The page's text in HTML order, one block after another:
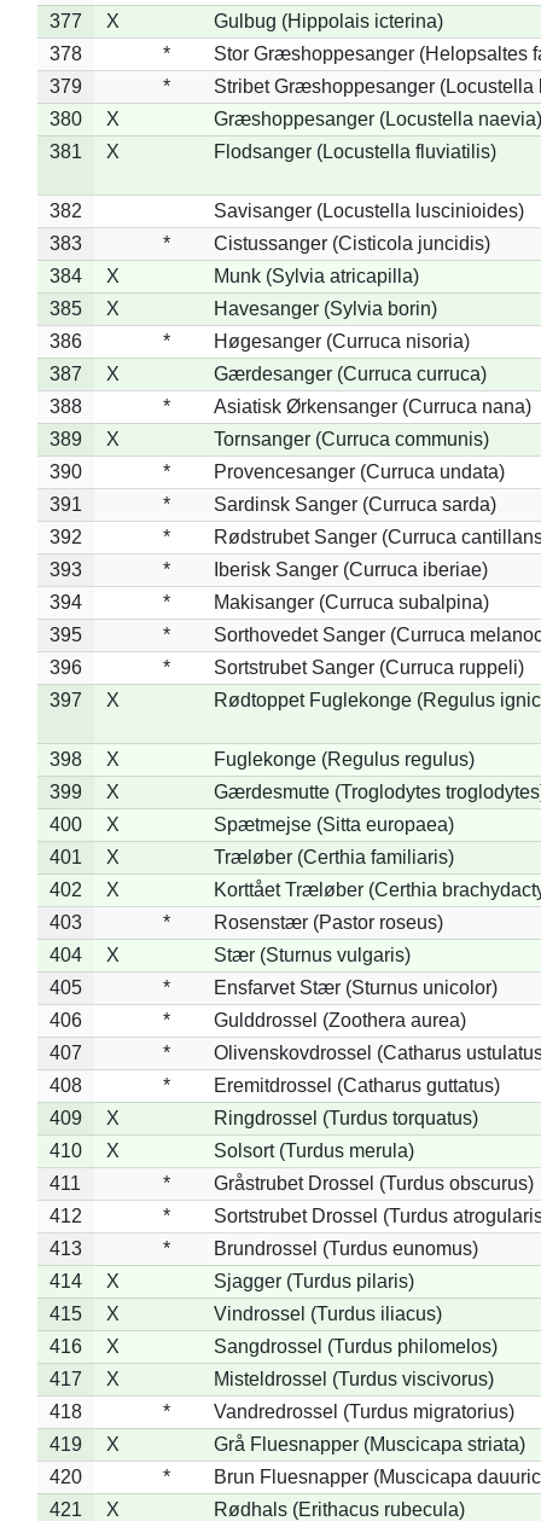
377
X
Gulbug (Hippolais icterina)
378
*
Stor Græshoppesanger (Helopsaltes
379
*
Stribet Græshoppesanger (Locustella
380
X
Græshoppesanger (Locustella naevia)
381
X Flodsanger (Locustella fluviatilis)
382
Savisanger (Locustella luscinioides)
383
*
Cistussanger (Cisticola juncidis)
384
X
Munk (Sylvia atricapilla)
385
X
Havesanger (Sylvia borin)
386
*
Høgesanger (Curruca nisoria)
387
X
Gærdesanger (Curruca curruca)
388
*
Asiatisk Ørkensanger (Curruca nana)
389
X
Tornsanger (Curruca communis)
390
*
Provencesanger (Curruca undata)
391
*
Sardinsk Sanger (Curruca sarda)
392
*
Rødstrubet Sanger (Curruca
393
*
Iberisk Sanger (Curruca iberiae)
394
*
Makisanger (Curruca subalpina)
395
*
Sorthovedet Sanger (Curruca
396
*
Sortstrubet Sanger (Curruca ruppeli)
397
X Rødtoppet Fuglekonge (Regulus
398 X
Fuglekonge (Regulus regulus)
399
X
Gærdesmutte (Troglodytes
400
X
Spætmejse (Sitta europaea)
401
X
Træløber (Certhia familiaris)
402
X
Korttået Træløber (Certhia
403
*
Rosenstær (Pastor roseus)
404
X
Stær (Sturnus vulgaris)
405
*
Ensfarvet Stær (Sturnus unicolor)
406
*
Gulddrossel (Zoothera aurea)
407
*
Olivenskovdrossel (Catharus
408
*
Eremitdrossel (Catharus guttatus)
409
X
Ringdrossel (Turdus torquatus)
410
X
Solsort (Turdus merula)
411
*
Gråstrubet Drossel (Turdus obscurus)
412
*
Sortstrubet Drossel (Turdus
413
*
Brundrossel (Turdus eunomus)
414
X
Sjagger (Turdus pilaris)
415
X
Vindrossel (Turdus iliacus)
416
X
Sangdrossel (Turdus philomelos)
417
X
Misteldrossel (Turdus viscivorus)
418
*
Vandredrossel (Turdus migratorius)
419
X
Grå Fluesnapper (Muscicapa striata)
420
*
Brun Fluesnapper (Muscicapa
421
X
Rødhals (Erithacus rubecula)